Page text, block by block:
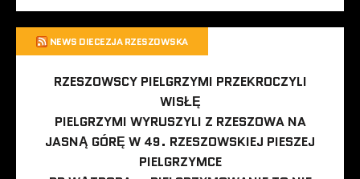
NEWS DIECEZJA RZESZOWSKA
RZESZOWSCY PIELGRZYMI PRZEKROCZYLI
WISŁĘ
PIELGRZYMI WYRUSZYLI Z RZESZOWA NA
JASNĄ GÓRĘ W 49. RZESZOWSKIEJ PIESZEJ
PIELGRZYMCE